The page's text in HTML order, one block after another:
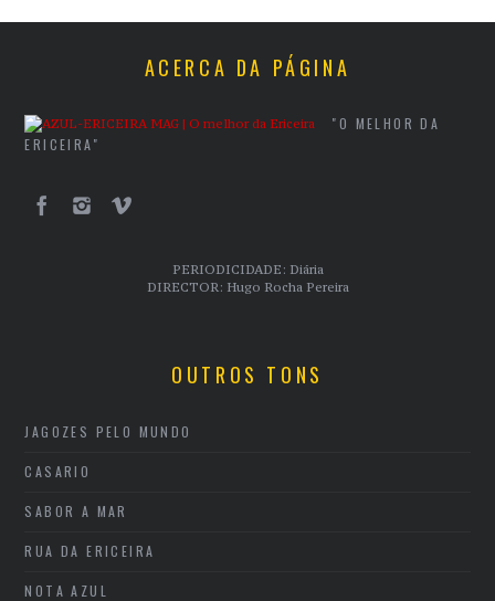
ACERCA DA PÁGINA
"O MELHOR DA
ERICEIRA"
PERIODICIDADE: Diária
DIRECTOR: Hugo Rocha Pereira
OUTROS TONS
JAGOZES PELO MUNDO
CASARIO
SABOR A MAR
RUA DA ERICEIRA
NOTA AZUL